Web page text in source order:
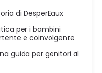
di DesperEaux
per i bambini
e coinvolgente
guida per genitori al